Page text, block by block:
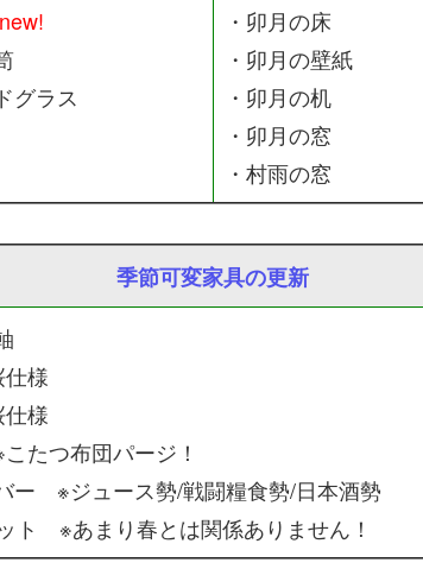
new!
グラス
・卯月の床
・卯月の壁紙
・卯月の机
・卯月の窓
・村雨の窓
季節可変家具の更新
様
様
たつ布団パージ！
ー ※ジュース勢/戦闘糧食勢/日本酒勢
ト ※あまり春とは関係ありません！